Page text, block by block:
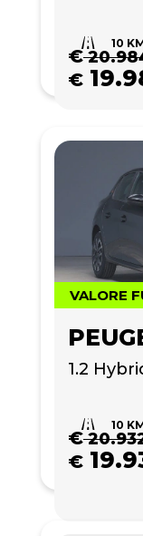
10
€
€
VALORE
1.2
10
€
€